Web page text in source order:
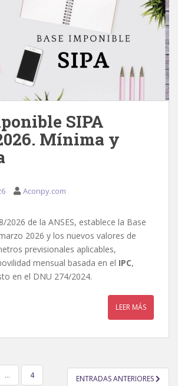
SIPA
Mínima y
Aconpy.com
2026 de la ANSES, establece la Base
2026 y los nuevos valores de
previsionales aplicables,
mensual basada en el IPC,
en el DNU 274/2024.
LEER MÁS
… 4 ENTRADAS ANTERIORES